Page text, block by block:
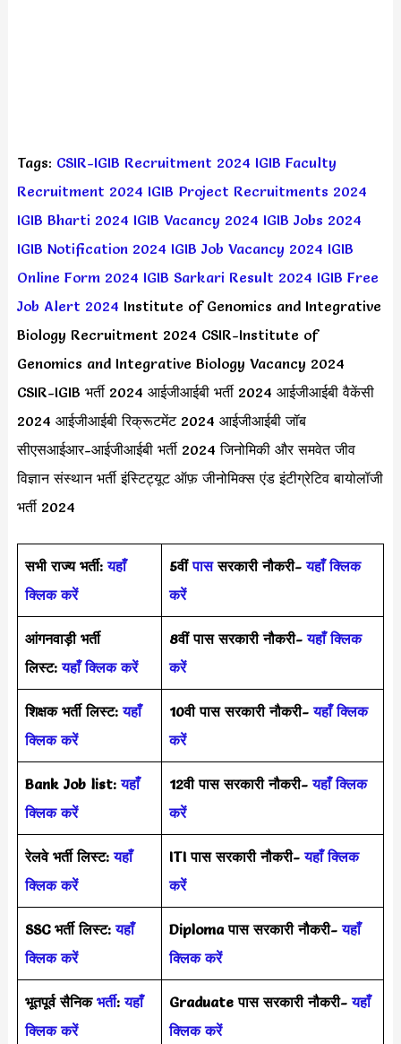
Tags: CSIR-IGIB Recruitment 2024 IGIB Faculty
Recruitment 2024 IGIB Project Recruitments 2024
IGIB Bharti 2024 IGIB Vacancy 2024 IGIB Jobs 2024
IGIB Notification 2024 IGIB Job Vacancy 2024 IGIB
Online Form 2024 IGIB Sarkari Result 2024 IGIB Free
Job Alert 2024 Institute of Genomics and Integrative
Biology Recruitment 2024 CSIR-Institute of
Genomics and Integrative Biology Vacancy 2024
CSIR-IGIB भर्ती 2024 आईजीआईबी भर्ती 2024 आईजीआईबी वैकेंसी
2024 आईजीआईबी रिक्रूटमेंट 2024 आईजीआईबी जॉब
सीएसआईआर-आईजीआईबी भर्ती 2024 जिनोमिकी और समवेत जीव
विज्ञान संस्थान भर्ती इंस्टिट्यूट ऑफ़ जीनोमिक्स एंड इंटीग्रेटिव बायोलॉजी
भर्ती 2024
सभी राज्य भर्ती: यहाँ
क्लिक करें
5वींपाससरकारी नौकरी- यहाँ क्लिक
करें
आंगनवाड़ी भर्ती
लिस्ट: यहाँ क्लिक करें
8वीं पास सरकारी नौकरी- यहाँ क्लिक
करें
शिक्षक भर्ती लिस्ट: यहाँ
क्लिक करें
10वी पास सरकारी नौकरी- यहाँ क्लिक
करें
Bank Job list: यहाँ
क्लिक करें
12वी पास सरकारी नौकरी- यहाँ क्लिक
करें
रेलवे भर्ती लिस्ट: यहाँ
क्लिक करें
ITI पास सरकारी नौकरी- यहाँ क्लिक
करें
SSC भर्ती लिस्ट: यहाँ
क्लिक करें
Diploma पास सरकारी नौकरी- यहाँ
क्लिक करें
भूतपूर्व सैनिक भर्ती: यहाँ
क्लिक करें
Graduate पास सरकारी नौकरी- यहाँ
क्लिक करें